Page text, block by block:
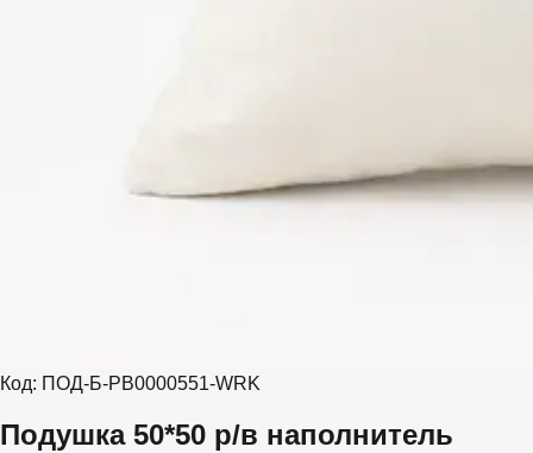
Код: ПОД-Б-РВ0000551-WRK
Подушка 50*50 р/в наполнитель